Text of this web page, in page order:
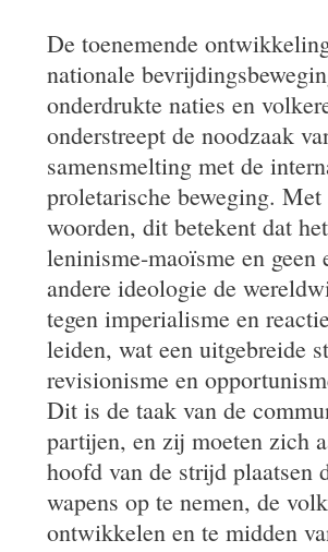
De toenemende
nationale
onderdrukte naties en
onderstreept de noodzaak
samensmelting met de
proletarische beweging. Met
woorden, dit betekent dat
leninisme-maoïsme en geen
andere ideologie de
tegen imperialisme en
leiden, wat een uitgebreide
revisionisme en
Dit is de taak van de
partijen, en zij moeten zich
hoofd van de strijd plaatsen
wapens op te nemen, de
ontwikkelen en te midden